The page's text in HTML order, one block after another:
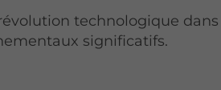
technologique
significatifs.